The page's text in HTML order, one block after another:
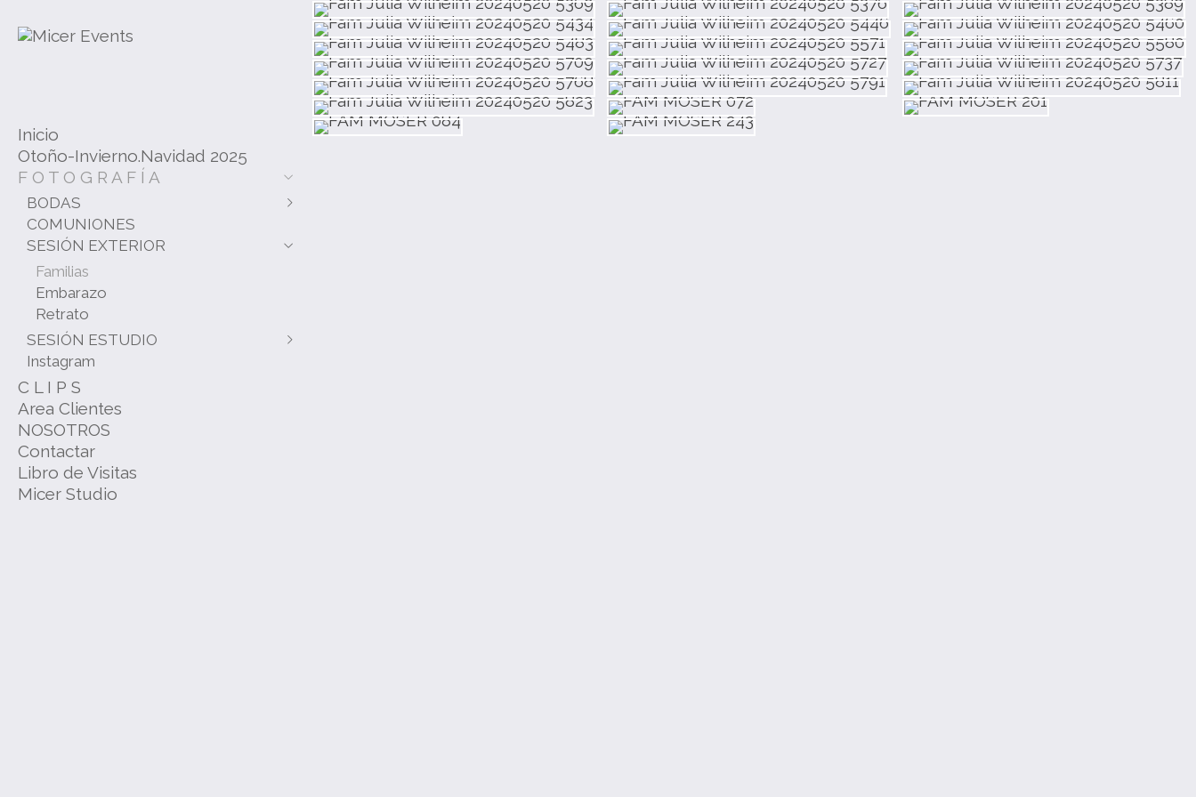
Inicio
Otoño-Invierno.Navidad 2025
F O T O G R A F Í A
BODAS
Bàrbara & Toni
Abigail & Olaf
Wendy & Biel
COMUNIONES
SESIÓN EXTERIOR
Familias
Embarazo
Retrato
SESIÓN ESTUDIO
Embarazo
Bebés y Niños/as
Boudoir
Navidad
Instagram
C L I P S
Area Clientes
NOSOTROS
Contactar
Libro de Visitas
Micer Studio